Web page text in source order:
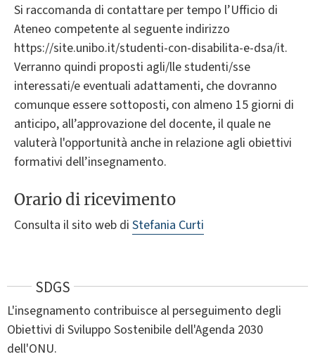
Si raccomanda di contattare per tempo l’Ufficio di
Ateneo competente al seguente indirizzo
https://site.unibo.it/studenti-con-disabilita-e-dsa/it.
Verranno quindi proposti agli/lle studenti/sse
interessati/e eventuali adattamenti, che dovranno
comunque essere sottoposti, con almeno 15 giorni di
anticipo, all’approvazione del docente, il quale ne
valuterà l'opportunità anche in relazione agli obiettivi
formativi dell’insegnamento.
Orario di ricevimento
Consulta il sito web di Stefania Curti
SDGS
L'insegnamento contribuisce al perseguimento degli
Obiettivi di Sviluppo Sostenibile dell'Agenda 2030
dell'ONU.